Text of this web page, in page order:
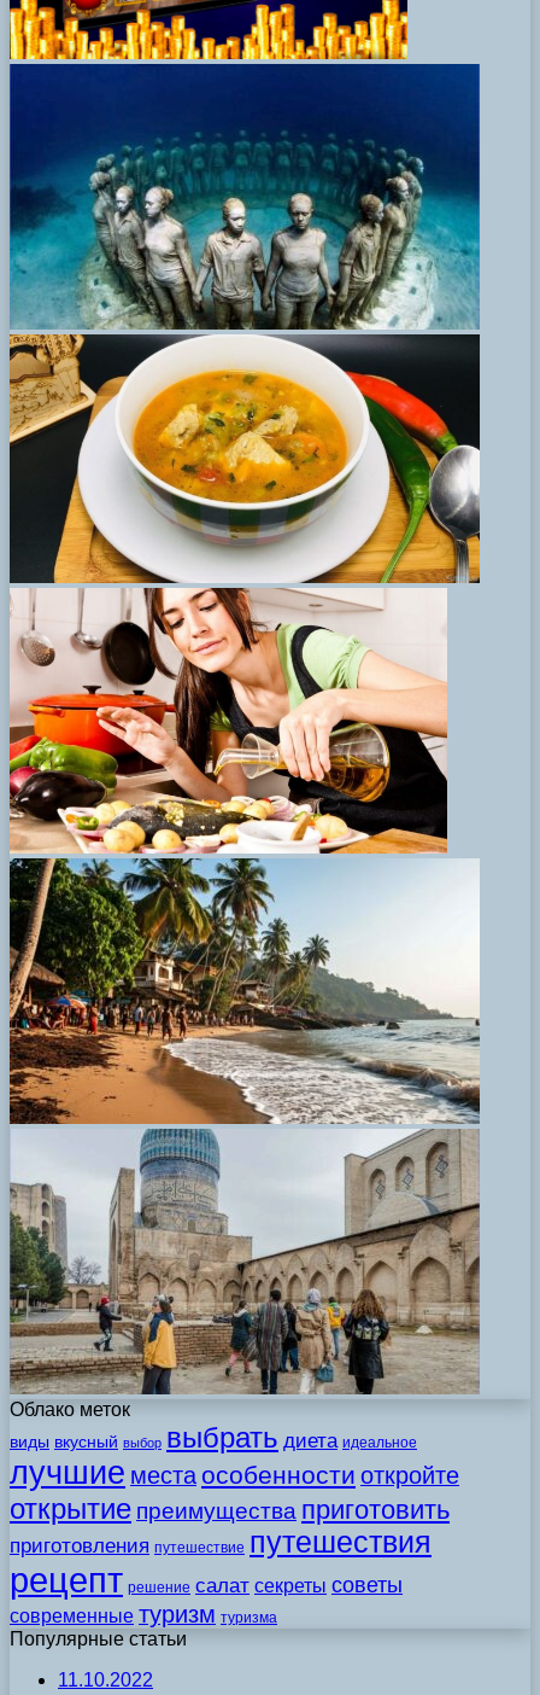
Облако меток
виды вкусный выбор выбрать диета идеальное
лучшие места особенности откройте
открытие преимущества приготовить
приготовления путешествие путешествия
рецепт решение салат секреты советы
современные туризм туризма
Популярные статьи
11.10.2022